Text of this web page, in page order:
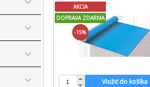
AKCIA
DOPRAVA ZDARMA
-15%
Vložiť do košíka